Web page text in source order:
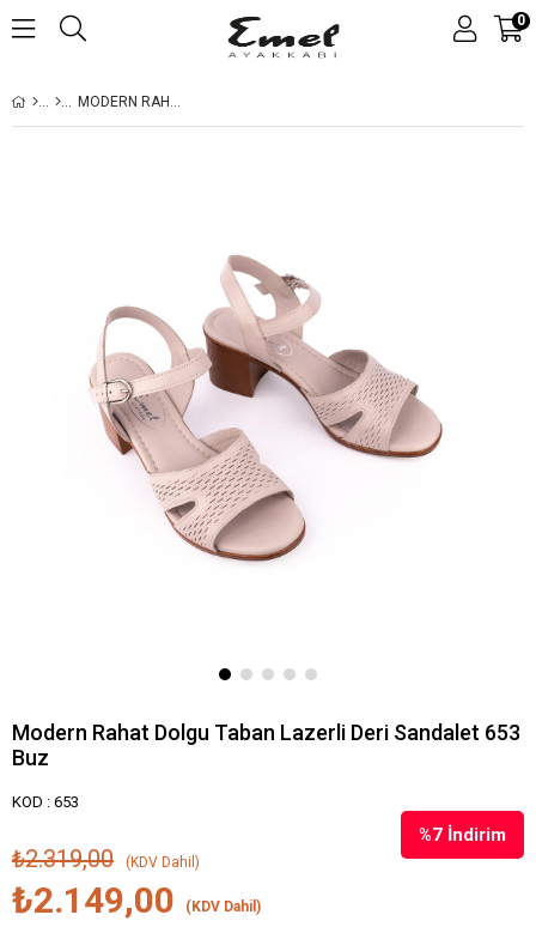
0
MODERN RAHAT DOLGU TABAN LAZERLI DERI SANDALET 653 BUZ
Modern Rahat Dolgu Taban Lazerli Deri Sandalet 653
Buz
KOD : 653
%7 İndirim
₺2.319,00 (KDV Dahil)
₺2.149,00 (KDV Dahil)